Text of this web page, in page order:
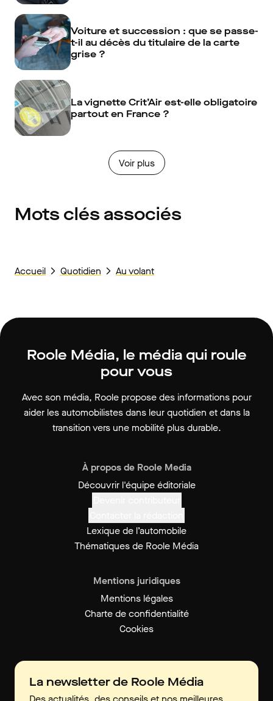
Voiture et succession : que se passe-
t-il au décès du titulaire de la carte
grise ?
La vignette Crit’Air est-elle obligatoire
partout en France ?
Voir plus
Mots clés associés
Accueil Quotidien Au volant
Roole Média, le média qui roule
pour vous
Avec son média, Roole propose des informations pour
aider les automobilistes dans leur quotidien et dans la
transition vers une mobilité plus durable.
À propos de Roole Media
Découvrir l'équipe éditoriale
Lexique de l’automobile
Thématiques de Roole Média
Mentions juridiques
Mentions légales
Charte de confidentialité
Cookies
La newsletter de Roole Média